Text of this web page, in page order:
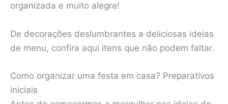
organizada e muito alegre!
De decorações deslumbrantes a deliciosas ideias
de menu, confira aqui itens que não podem faltar.
Como organizar uma festa em casa? Preparativos
iniciais